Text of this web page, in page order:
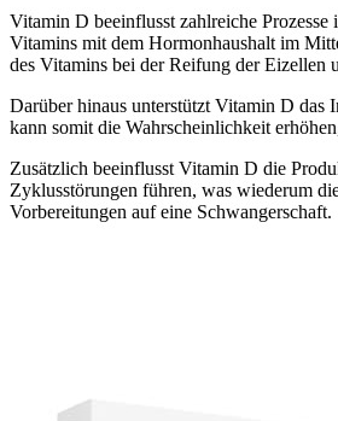
Vitamin D beeinflusst zahlreiche
Vitamins mit dem Hormonhaushalt im
des Vitamins bei der Reifung der Eizellen
Darüber hinaus unterstützt Vitamin D das
kann somit die Wahrscheinlichkeit
Zusätzlich beeinflusst Vitamin D die
Zyklusstörungen führen, was wiederum
Vorbereitungen auf eine Schwangerschaft.